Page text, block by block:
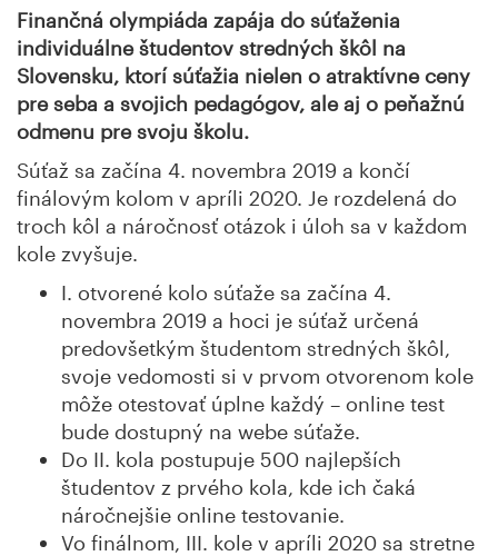
Finančná olympiáda zapája do súťaženia
individuálne študentov stredných škôl na
Slovensku, ktorí súťažia nielen o atraktívne ceny
pre seba a svojich pedagógov, ale aj o peňažnú
odmenu pre svoju školu.
Súťaž sa začína 4. novembra 2019 a končí
finálovým kolom v apríli 2020. Je rozdelená do
troch kôl a náročnosť otázok i úloh sa v každom
kole zvyšuje.
I. otvorené kolo súťaže sa začína 4.
novembra 2019 a hoci je súťaž určená
predovšetkým študentom stredných škôl,
svoje vedomosti si v prvom otvorenom kole
môže otestovať úplne každý – online test
bude dostupný na webe súťaže.
Do II. kola postupuje 500 najlepších
študentov z prvého kola, kde ich čaká
náročnejšie online testovanie.
Vo finálnom, III. kole v apríli 2020 sa stretne